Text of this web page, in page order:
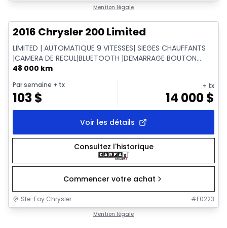
Mention légale
2016 Chrysler 200 Limited
LIMITED | AUTOMATIQUE 9 VITESSES| SIEGES CHAUFFANTS
|CAMERA DE RECUL|BLUETOOTH |DEMARRAGE BOUTON
POU...
48 000 km
Par semaine + tx
103$
+ tx
14 000$
Voir les détails
Consultez l'historique
Commencer votre achat
Ste-Foy Chrysler #F0223
Mention légale